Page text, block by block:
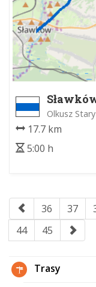
Olkusz
17.7 km
5:00 h
36 37
44
45
Trasy